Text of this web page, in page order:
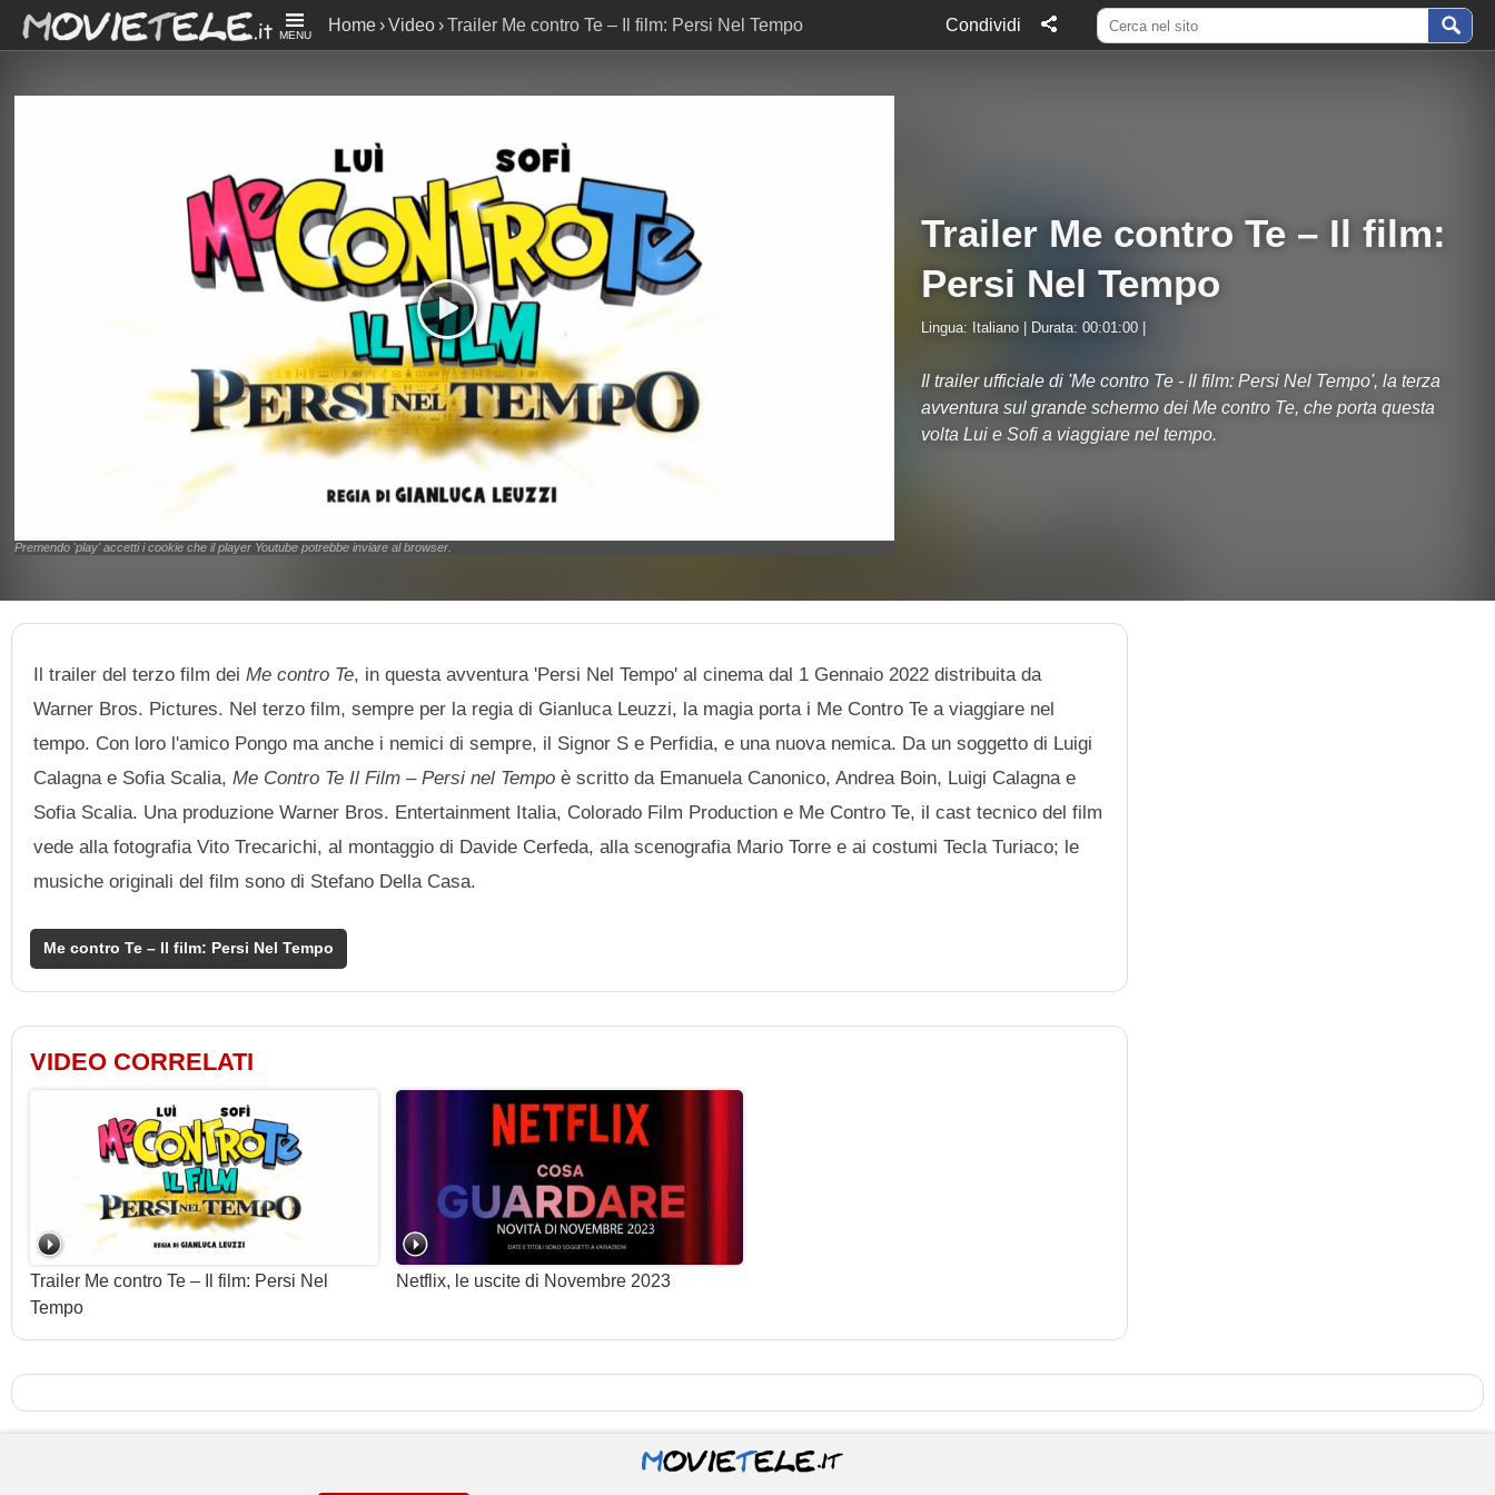
MENU
Home Video Trailer Me contro Te – Il film: Persi Nel Tempo Condividi
Premendo 'play' accetti i cookie che il player Youtube potrebbe inviare al browser.
Trailer Me contro Te – Il film:
Persi Nel Tempo
Lingua: Italiano | Durata: 00:01:00 |
Il trailer ufficiale di 'Me contro Te - Il film: Persi Nel Tempo', la terza
avventura sul grande schermo dei Me contro Te, che porta questa
volta Lui e Sofi a viaggiare nel tempo.
Il trailer del terzo film deiMe contro Te, in questa avventura 'Persi Nel Tempo' al cinema dal 1 Gennaio 2022 distribuita da
Warner Bros. Pictures. Nel terzo film, sempre per la regia di Gianluca Leuzzi, la magia porta i Me Contro Te a viaggiare nel
tempo. Con loro l'amico Pongo ma anche i nemici di sempre, il Signor S e Perfidia, e una nuova nemica. Da un soggetto di Luigi
Calagna e Sofia Scalia,Me Contro Te Il Film – Persi nel Tempo è scritto da Emanuela Canonico, Andrea Boin, Luigi Calagna e
Sofia Scalia. Una produzione Warner Bros. Entertainment Italia, Colorado Film Production e Me Contro Te, il cast tecnico del film
vede alla fotografia Vito Trecarichi, al montaggio di Davide Cerfeda, alla scenografia Mario Torre e ai costumi Tecla Turiaco; le
musiche originali del film sono di Stefano Della Casa.
Me contro Te – Il film: Persi Nel Tempo
VIDEO CORRELATI
Trailer Me contro Te – Il film: Persi Nel
Tempo
Netflix, le uscite di Novembre 2023